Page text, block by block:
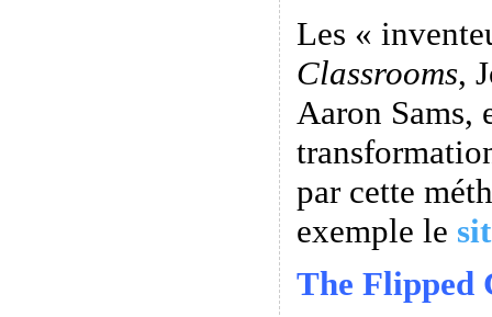
Les «
Classrooms,
Aaron Sams,
par cette
exemple le
The Flipped